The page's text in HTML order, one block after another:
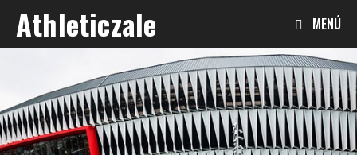
Saltar
contenido
Athleticzale MENÚ